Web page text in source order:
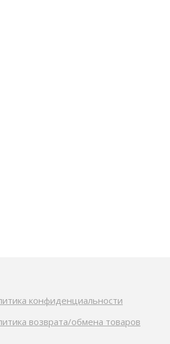
конфиденциальности
возврата/обмена товаров